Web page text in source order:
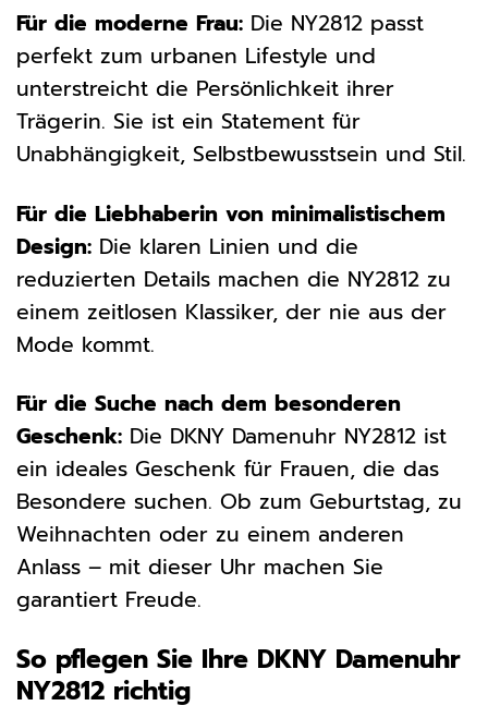
Für die moderne Frau: Die NY2812 passt
perfekt zum urbanen Lifestyle und
unterstreicht die Persönlichkeit ihrer
Trägerin. Sie ist ein Statement für
Unabhängigkeit, Selbstbewusstsein und Stil.
Für die Liebhaberin von minimalistischem
Design: Die klaren Linien und die
reduzierten Details machen die NY2812 zu
einem zeitlosen Klassiker, der nie aus der
Mode kommt.
Für die Suche nach dem besonderen
Geschenk: Die DKNY Damenuhr NY2812 ist
ein ideales Geschenk für Frauen, die das
Besondere suchen. Ob zum Geburtstag, zu
Weihnachten oder zu einem anderen
Anlass – mit dieser Uhr machen Sie
garantiert Freude.
So pflegen Sie Ihre DKNY Damenuhr
NY2812 richtig